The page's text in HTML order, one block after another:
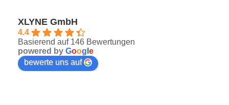
XLYNE GmbH
4.4
Basierend auf 146 Bewertungen
powered by Goog e
bewerte uns auf